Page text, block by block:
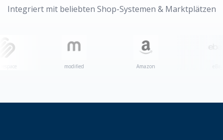
Integriert mit beliebten Shop-Systemen & Marktplätzen